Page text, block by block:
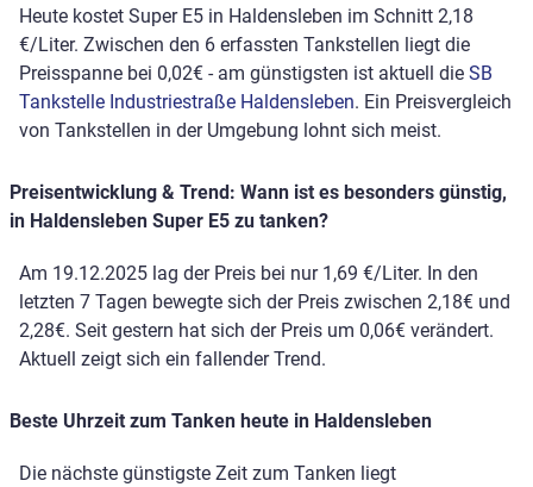
Heute kostet Super E5 in Haldensleben im Schnitt 2,18
€/Liter. Zwischen den 6 erfassten Tankstellen liegt die
Preisspanne bei 0,02€ - am günstigsten ist aktuell die SB
Tankstelle Industriestraße Haldensleben. Ein Preisvergleich
von Tankstellen in der Umgebung lohnt sich meist.
Preisentwicklung & Trend: Wann ist es besonders günstig,
in Haldensleben Super E5 zu tanken?
Am 19.12.2025 lag der Preis bei nur 1,69 €/Liter. In den
letzten 7 Tagen bewegte sich der Preis zwischen 2,18€ und
2,28€. Seit gestern hat sich der Preis um 0,06€ verändert.
Aktuell zeigt sich ein fallender Trend.
Beste Uhrzeit zum Tanken heute in Haldensleben
Die nächste günstigste Zeit zum Tanken liegt